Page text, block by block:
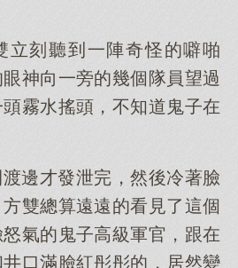
立刻聽到一陣奇怪的噼啪
神向一旁的幾個隊員望過
霧水搖頭，不知道鬼子在
邊才發泄完，然後冷著臉
雙總算遠遠的看見了這個
氣的鬼子高級軍官，跟在
口滿臉紅彤彤的，居然變